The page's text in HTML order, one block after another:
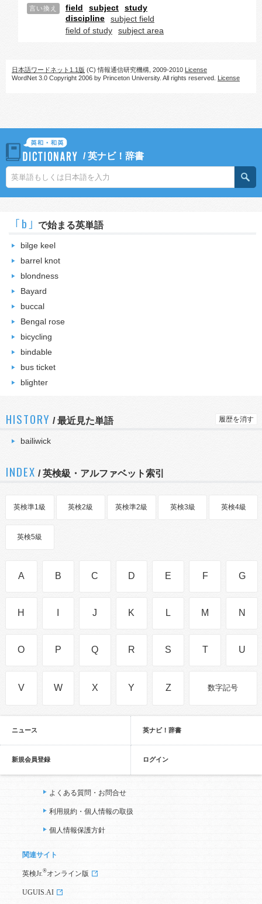
言い換え field subject
study
discipline
subject field
field of study
subject area
日本語ワードネット1.1版 (C) 情報通信研究機構, 2009-2010 License
WordNet 3.0 Copyright 2006 by Princeton University. All rights reserved. License
/英ナビ！辞書
｢b｣ で始まる英単語
bilge keel
barrel knot
blondness
Bayard
buccal
Bengal rose
bicycling
bindable
bus ticket
blighter
HISTORY /最近見た単語 履歴を消す
bailiwick
INDEX / 英検級・アルファベット索引
英検準1級 英検2級 英検準2級 英検3級 英検4級
英検5級
A B C D E F G
H J K L M N
O P Q R S T U
V W X Y Z 数字記号
ニュース 英ナビ！辞書
新規会員登録 ログイン
よくある質問・お問合せ
利用規約・個人情報の取扱
個人情報保護方針
関連サイト
英検Jr. ®オンライン版
UGUIS.AI